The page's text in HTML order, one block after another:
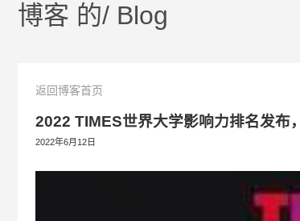
博客 的/ Blog
返回博客首页
2022 TIMES世界大学影响力排名发布
2022年6月12日